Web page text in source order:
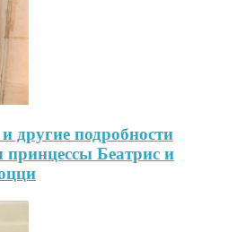
другие подробности
принцессы Беатрис и